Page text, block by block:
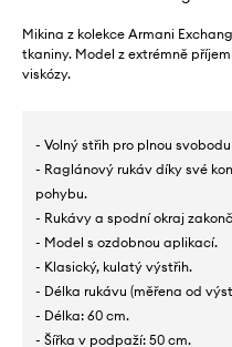
Mikina z kolekce Armani
tkaniny. Model z extrémně
viskózy.
- Volný střih pro plnou
- Raglánový rukáv díky své
pohybu.
- Rukávy a spodní okraj
- Model s ozdobnou aplikací.
- Klasický, kulatý výstřih.
- Délka rukávu (měřena od
- Délka: 60 cm.
- Šířka v podpaží: 50 cm.